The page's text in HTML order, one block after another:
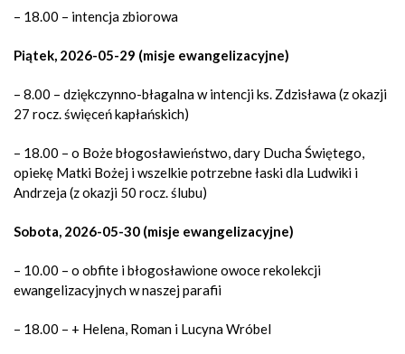
– 18.00 – intencja zbiorowa
Piątek, 2026-05-29 (misje ewangelizacyjne)
– 8.00 – dziękczynno-błagalna w intencji ks. Zdzisława (z okazji
27 rocz. święceń kapłańskich)
– 18.00 – o Boże błogosławieństwo, dary Ducha Świętego,
opiekę Matki Bożej i wszelkie potrzebne łaski dla Ludwiki i
Andrzeja (z okazji 50 rocz. ślubu)
Sobota, 2026-05-30 (misje ewangelizacyjne)
– 10.00 – o obfite i błogosławione owoce rekolekcji
ewangelizacyjnych w naszej parafii
– 18.00 – + Helena, Roman i Lucyna Wróbel